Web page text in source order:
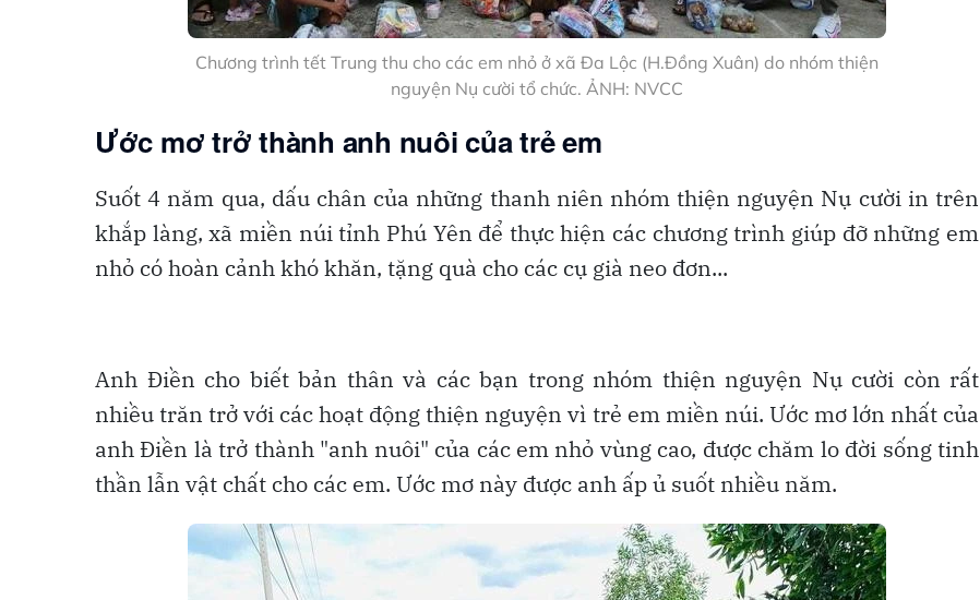
Chương trình tết Trung thu cho các em nhỏ ở xã Đa Lộc (H.Đồng Xuân) do nhóm thiện
nguyện Nụ cười tổ chức. ẢNH: NVCC
Ước mơ trở thành anh nuôi của trẻ em
Suốt 4 năm qua, dấu chân của những thanh niên nhóm thiện nguyện Nụ cười in trên
khắp làng, xã miền núi tỉnh Phú Yên để thực hiện các chương trình giúp đỡ những em
nhỏ có hoàn cảnh khó khăn, tặng quà cho các cụ già neo đơn...
Anh Điền cho biết bản thân và các bạn trong nhóm thiện nguyện Nụ cười còn rất
nhiều trăn trở với các hoạt động thiện nguyện vì trẻ em miền núi. Ước mơ lớn nhất của
anh Điền là trở thành "anh nuôi" của các em nhỏ vùng cao, được chăm lo đời sống tinh
thần lẫn vật chất cho các em. Ước mơ này được anh ấp ủ suốt nhiều năm.